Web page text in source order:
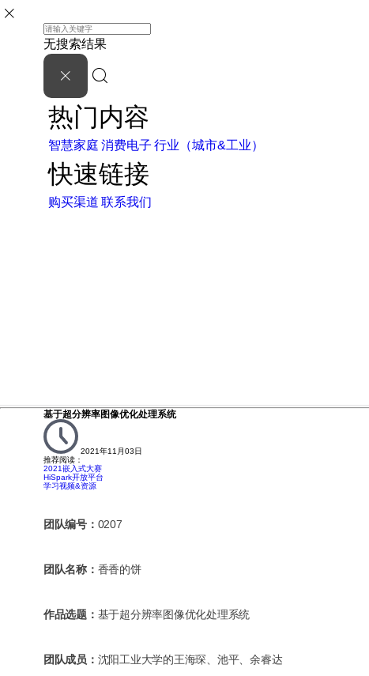
无搜索结果
热门内容
智慧家庭 消费电子 行业（城市&工业）
快速链接
购买渠道 联系我们
基于超分辨率图像优化处理系统
2021年11月03日
推荐阅读：
2021嵌入式大赛
HiSpark开放平台
学习视频&资源
团队编号： 0207
团队名称： 香香的饼
作品选题： 基于超分辨率图像优化处理系统
团队成员： 沈阳工业大学的王海琛、池平、余睿达